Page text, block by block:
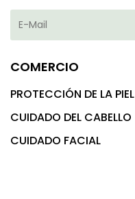
COMERCIO
PROTECCIÓN DE LA PIEL
CUIDADO DEL CABELLO
CUIDADO FACIAL